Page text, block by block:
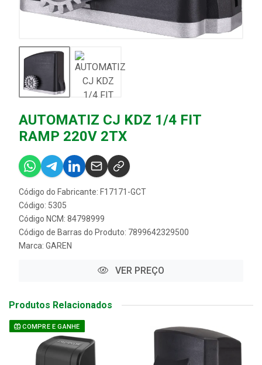
AUTOMATIZ CJ KDZ 1/4 FIT
RAMP 220V 2TX
Código do Fabricante: F17171-GCT
Código: 5305
Código NCM: 84798999
Código de Barras do Produto: 7899642329500
Marca: GAREN
VER PREÇO
Produtos Relacionados
COMPRE E GANHE